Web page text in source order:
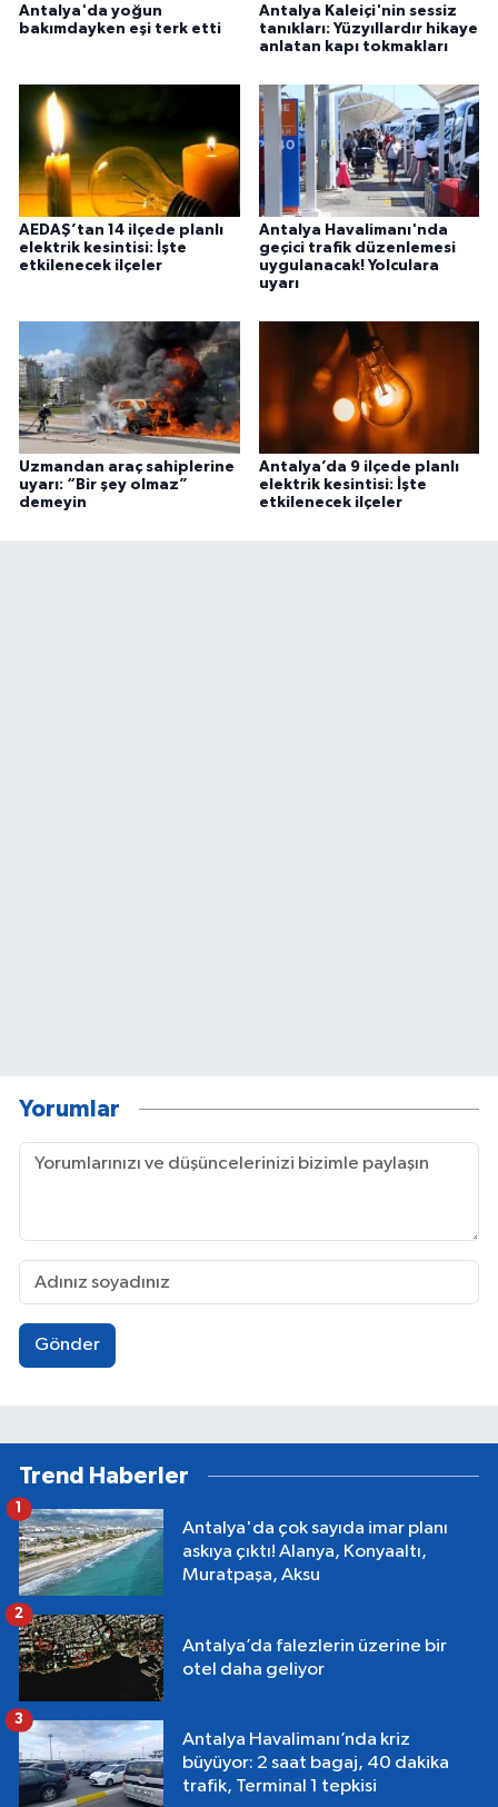
Antalya'da yoğun
bakımdayken eşi terk etti
Antalya Kaleiçi'nin sessiz
tanıkları: Yüzyıllardır hikaye
anlatan kapı tokmakları
AEDAŞ’tan 14 ilçede planlı
elektrik kesintisi: İşte
etkilenecek ilçeler
Antalya Havalimanı'nda
geçici trafik düzenlemesi
uygulanacak! Yolculara
uyarı
Uzmandan araç sahiplerine
uyarı: “Bir şey olmaz”
demeyin
Antalya’da 9 ilçede planlı
elektrik kesintisi: İşte
etkilenecek ilçeler
Yorumlar
Gönder
Trend Haberler
Antalya'da çok sayıda imar planı
askıya çıktı! Alanya, Konyaaltı,
Muratpaşa, Aksu
1
Antalya’da falezlerin üzerine bir
otel daha geliyor
2
Antalya Havalimanı’nda kriz
büyüyor: 2 saat bagaj, 40 dakika
trafik, Terminal 1 tepkisi
3